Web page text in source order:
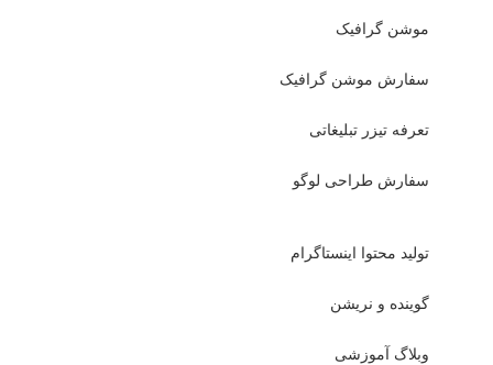
موشن گرافیک
سفارش موشن گرافیک
تعرفه تیزر تبلیغاتی
سفارش طراحی لوگو
تولید محتوا اینستاگرام
گوینده و نریشن
وبلاگ آموزشی